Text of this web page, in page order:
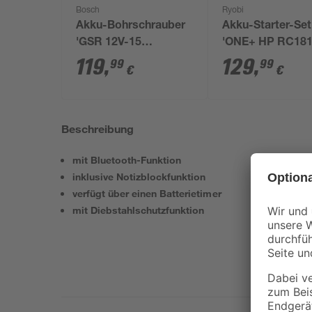
Bosch
Akku-Bohrschrauber
'GSR 12V-15
Professional' mit 2
Akkus, Tasche und
119,99 €
Ryobi
Akku-Starter-Set
'ONE+ HP
150X' 18 V 5,0 Ah
Akku und
129,99 €
Beschreibung
mit Bluetooth-Funktion
inklusive Notizblockfunktion
verfügt über einen Batterietimer
mit Diebstahlschutzfunktion